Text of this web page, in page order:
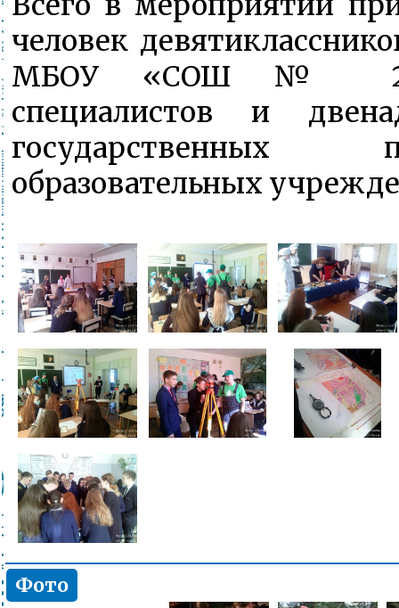
человек
МБОУ «СОШ №
специалистов и
государственных
образовательных
Фото